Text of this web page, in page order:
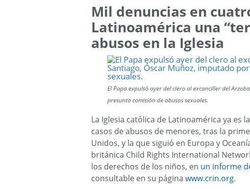
Mil denuncias en
Latinoamérica una
abusos en la Iglesia
El Papa expulsó ayer del clero al excanciller del
presunta comisión de abusos sexuales.
La Iglesia católica de Latinoamérica ya es
casos de abusos de menores, tras la
Unidos, y la que siguió en Europa y
británica Child Rights International
los derechos de los niños, en un informe
consultable en su página www.crin.org.